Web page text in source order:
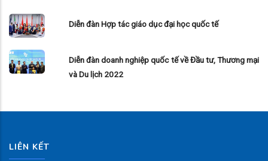
Diễn đàn Hợp tác giáo dục đại học quốc tế
Diễn đàn doanh nghiệp quốc tế về Đầu tư, Thương mại
và Du lịch 2022
LIÊN KẾT